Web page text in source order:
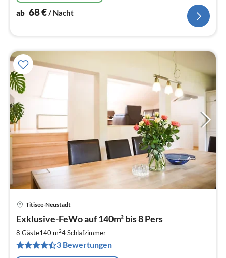
ab 68€/ Nacht
Titisee-Neustadt
Exklusive-FeWo auf 140m² bis 8 Pers
8 Gäste140 m24Schlafzimmer
3 Bewertungen